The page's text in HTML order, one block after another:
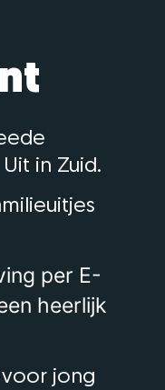
in Zuid.
per E-
heerlijk
jong